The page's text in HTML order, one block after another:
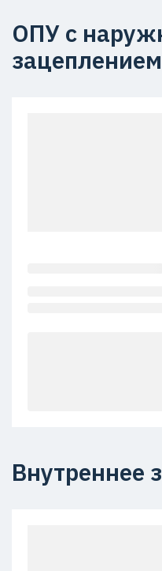
ОПУ с
зацеплением
Внутреннее